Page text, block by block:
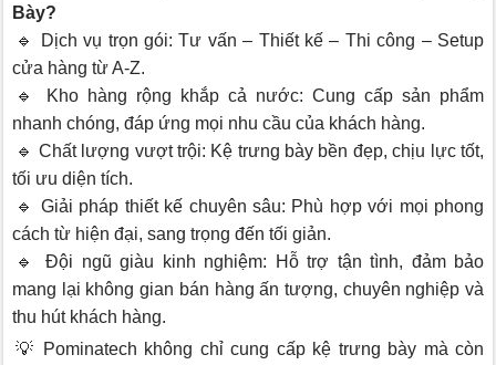
Bày?
🔹 Dịch vụ trọn gói: Tư vấn – Thiết kế – Thi công – Setup
cửa hàng từ A-Z.
🔹 Kho hàng rộng khắp cả nước: Cung cấp sản phẩm
nhanh chóng, đáp ứng mọi nhu cầu của khách hàng.
🔹 Chất lượng vượt trội: Kệ trưng bày bền đẹp, chịu lực tốt,
tối ưu diện tích.
🔹 Giải pháp thiết kế chuyên sâu: Phù hợp với mọi phong
cách từ hiện đại, sang trọng đến tối giản.
🔹 Đội ngũ giàu kinh nghiệm: Hỗ trợ tận tình, đảm bảo
mang lại không gian bán hàng ấn tượng, chuyên nghiệp và
thu hút khách hàng.
💡 Pominatech không chỉ cung cấp kệ trưng bày mà còn